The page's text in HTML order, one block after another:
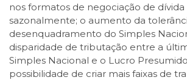
nos formatos de negociação de
sazonalmente; o aumento da
desenquadramento do Simples
disparidade de tributação entre a
Simples Nacional e o Lucro
possibilidade de criar mais faixas de